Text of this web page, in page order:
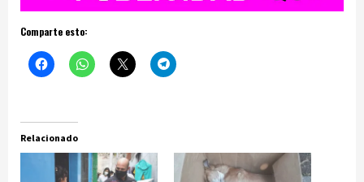
Comparte esto:
Relacionado